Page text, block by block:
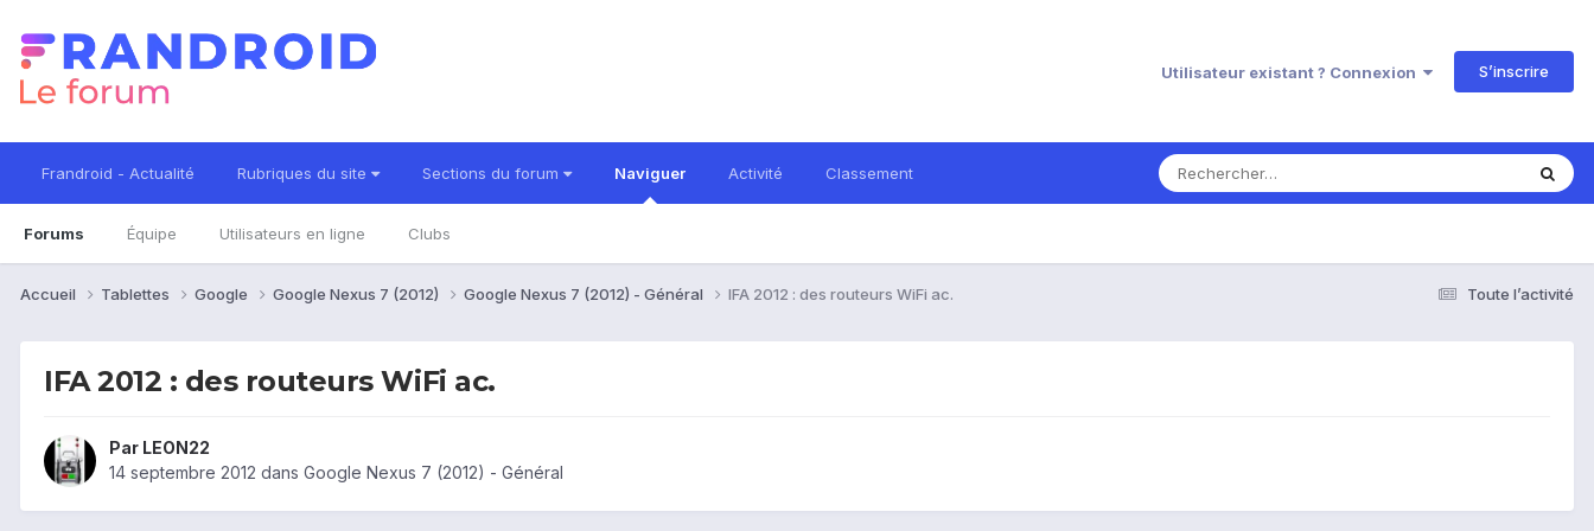
Utilisateur existant ? Connexion S’inscrire
Frandroid - Actualité Rubriques du site Sections du forum Naviguer
Forums Équipe Utilisateurs en ligne Clubs
Activité Classement
Toute l’activité
Accueil Tablettes Google Google Nexus 7 (2012) Google Nexus 7 (2012) - Général IFA 2012 : des routeurs WiFi ac.
IFA 2012 : des routeurs WiFi ac.
Par LEON22
14 septembre 2012 dans Google Nexus 7 (2012) - Général